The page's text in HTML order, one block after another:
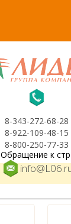
8-343-272-68-28
8-922-109-48-15
8-800-250-77-33
Обращение к